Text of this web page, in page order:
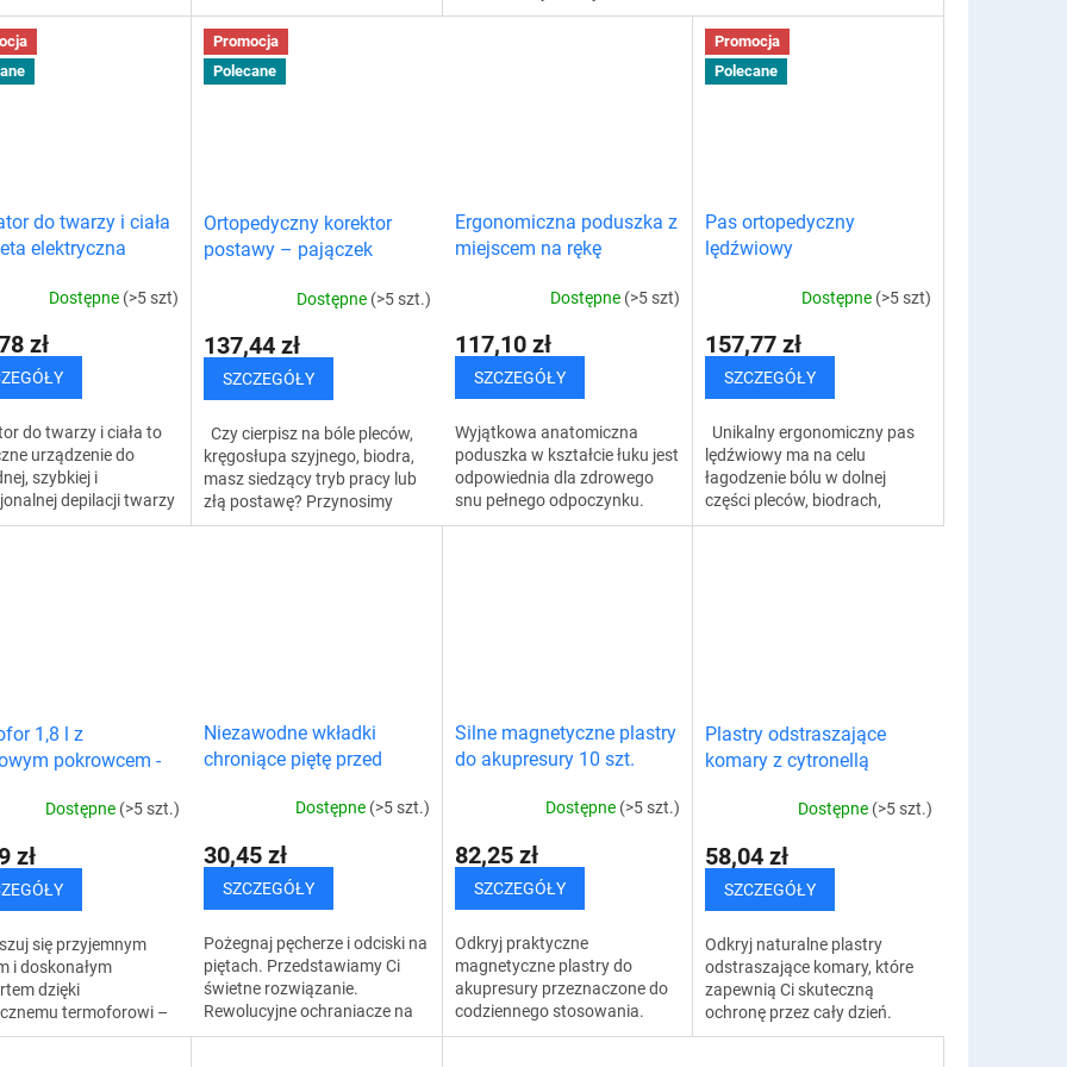
nogach oraz przy
i skoliozie. Pas
to...
wyjątkowe rozwiązanie.
Szyna przeciw zgrzytaniu to
przezroczyste urządzenie,
które...
Wyjątkowym sposobem na
nie mogą spać w nocy z
powodu denerwującego
chrapania lub jeśli Ty...
do twarzy i ciała
elektryczna
Dostępne (>5 szt)
zł
do twarzy i ciała to
urządzenie do
szybkiej i
depilacji twarzy
Przeznaczony jest do
Promocja
Polecane
Ortopedyczny korektor
postawy – pajączek
Dostępne (>5 szt.)
137,44 zł
SZCZEGÓŁY
Czy cierpisz na bóle pleców,
kręgosłupa szyjnego, biodra,
masz siedzący tryb pracy lub
złą postawę? Przynosimy
rozwiązania - ortopedyczny
Ergonomiczna poduszka z
miejscem na rękę
Dostępne (>5 szt)
117,10 zł
SZCZEGÓŁY
Wyjątkowa anatomiczna
poduszka w kształcie łuku jest
odpowiednia dla zdrowego
snu pełnego odpoczynku.
Dzięki ergonomicznemu
Promocja
Polecane
Pas ortopedyczny
lędźwiowy
Dostępne (>5 szt)
157,77 zł
SZCZEGÓŁY
Unikalny ergonomiczny pas
lędźwiowy ma na celu
łagodzenie bólu w dolnej
części pleców, biodrach,
stawach, nogach oraz przy
1,8 l z
pokrowcem -
Dostępne (>5 szt.)
zł
się przyjemnym
i doskonałym
dzięki
termoforowi –
termoforowi,
Niezawodne wkładki
chroniące piętę przed
Dostępne (>5 szt.)
30,45 zł
SZCZEGÓŁY
Pożegnaj pęcherze i odciski na
piętach. Przedstawiamy Ci
świetne rozwiązanie.
Rewolucyjne ochraniacze na
pięty. Ochraniacze nie psują
Silne magnetyczne plastry
do akupresury 10 szt.
Dostępne (>5 szt.)
82,25 zł
SZCZEGÓŁY
Odkryj praktyczne
magnetyczne plastry do
akupresury przeznaczone do
codziennego stosowania.
Magnetyczne plastry do
Plastry odstraszające
komary z cytronellą
Dostępne (>5 szt.)
58,04 zł
SZCZEGÓŁY
Odkryj naturalne plastry
odstraszające komary, które
zapewnią Ci skuteczną
ochronę przez cały dzień.
Docenisz ich praktyczność,